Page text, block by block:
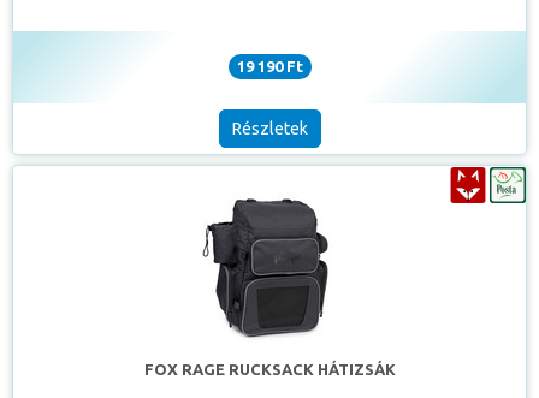
19 190 Ft
Részletek
FOX RAGE RUCKSACK HÁTIZSÁK